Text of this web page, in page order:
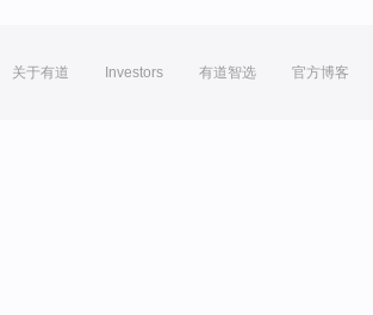
关于有道 Investors 有道智选 官方博客